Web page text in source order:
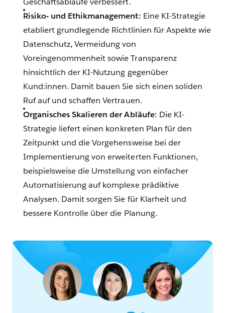
Risiko- und Ethikmanagement: Eine KI-Strategie
etabliert grundlegende Richtlinien für Aspekte wie
Datenschutz, Vermeidung von
Voreingenommenheit sowie Transparenz
hinsichtlich der KI-Nutzung gegenüber
Kund:innen. Damit bauen Sie sich einen soliden
Ruf auf und schaffen Vertrauen.
Organisches Skalieren der Abläufe: Die KI-
Strategie liefert einen konkreten Plan für den
Zeitpunkt und die Vorgehensweise bei der
Implementierung von erweiterten Funktionen,
beispielsweise die Umstellung von einfacher
Automatisierung auf komplexe prädiktive
Analysen. Damit sorgen Sie für Klarheit und
bessere Kontrolle über die Planung.